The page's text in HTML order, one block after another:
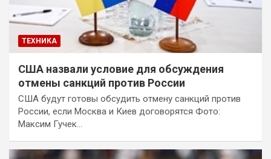
ТЕХНИКА
США назвали условие для обсуждения
отмены санкций против России
США будут готовы обсудить отмену санкций против
России, если Москва и Киев договорятся Фото:
Максим Гучек…